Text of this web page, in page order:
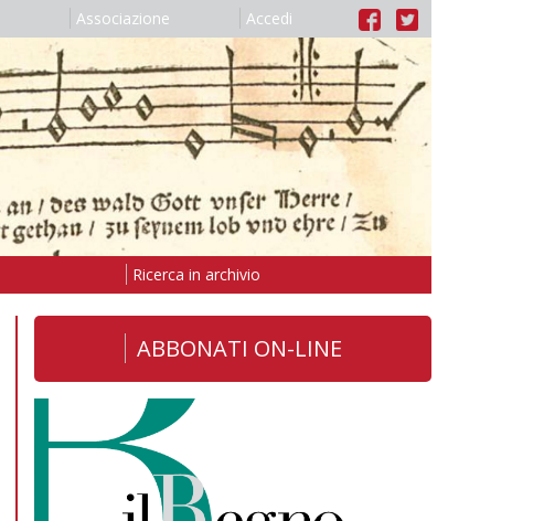
Associazione Accedi
Ricerca in archivio
ABBONATI ON-LINE